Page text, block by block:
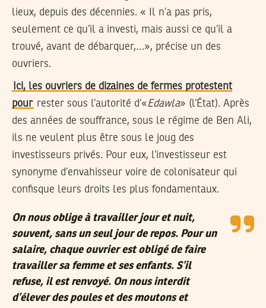
lieux, depuis des décennies. « Il n’a pas pris,
seulement ce qu’il a investi, mais aussi ce qu’il a
trouvé, avant de débarquer,…», précise un des
ouvriers.
Ici, les ouvriers de dizaines de fermes protestent
pour rester sous l’autorité d’«Edawla» (l’État). Après
des années de souffrance, sous le régime de Ben Ali,
ils ne veulent plus être sous le joug des
investisseurs privés. Pour eux, l’investisseur est
synonyme d’envahisseur voire de colonisateur qui
confisque leurs droits les plus fondamentaux.
On nous oblige à travailler jour et nuit,
souvent, sans un seul jour de repos. Pour un
salaire, chaque ouvrier est obligé de faire
travailler sa femme et ses enfants. S’il
refuse, il est renvoyé. On nous interdit
d’élever des poules et des moutons et